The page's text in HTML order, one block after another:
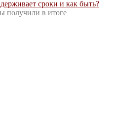
сроки и как быть?
получили в итоге